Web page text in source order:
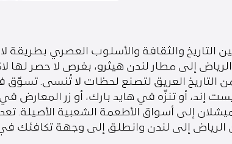
بين التاريخ والثقافة والأسلوب العصري
إلى مطار لندن هيثرو، بفرص لا حصر لها
التاريخ العريق لتصنع لحظات لا تُنسى.
إند، أو تنزّه في هايد بارك، أو زر
إلى أسواق الأطعمة الشعبية الأصيلة.
الرياض إلى لندن وانطلق إلى وجهة